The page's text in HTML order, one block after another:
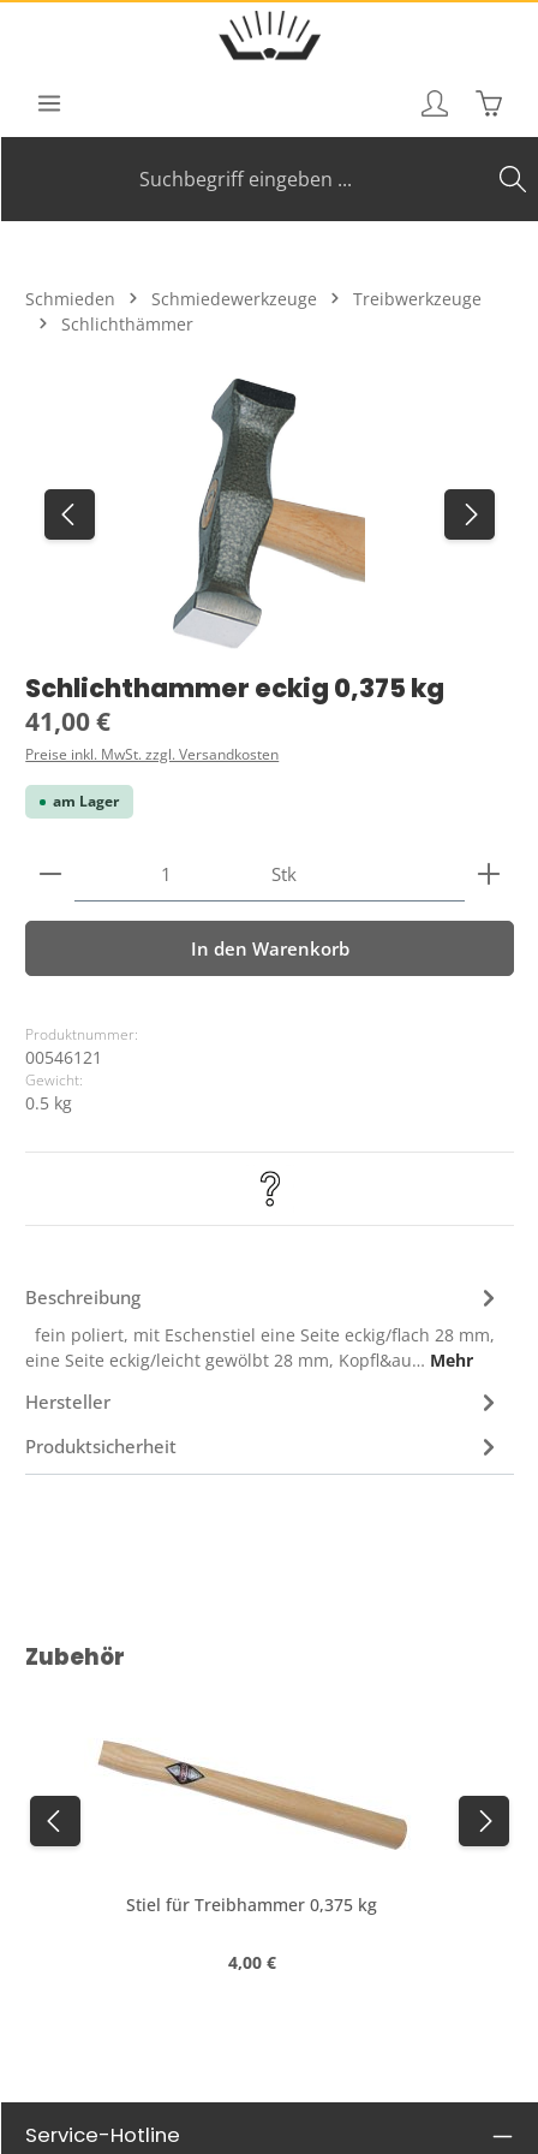
Zum Hauptinhalt springen
Schmieden Schmiedewerkzeuge
Treibwerkzeuge
Schlichthämmer
Bildergalerie überspringen
Schlichthammer eckig 0,375 kg
Regulärer Preis:
41,00 €
Preise inkl. MwSt. zzgl. Versandkosten
am Lager
Produkt Anzahl: Gib den gewünschten Wert ein
Stk
In den Warenkorb
Produktnummer:
00546121
Gewicht:
0.5 kg
Beschreibung
fein poliert, mit Eschenstiel eine Seite eckig/flach 28 mm,
eine Seite eckig/leicht gewölbt 28 mm, Kopfl&au… Mehr
Hersteller
Produktsicherheit
Produktgalerie überspringen
Zubehör
Stiel für Treibhammer 0,375 kg
Regulärer Preis:
4,00 €
Service-Hotline